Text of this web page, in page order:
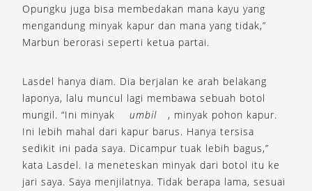
Opungku juga bisa membedakan mana kayu yang
mengandung minyak kapur dan mana yang tidak,”
Marbun berorasi seperti ketua partai.
Lasdel hanya diam. Dia berjalan ke arah belakang
laponya, lalu muncul lagi membawa sebuah botol
mungil. “Ini minyak
umbil
, minyak pohon kapur.
Ini lebih mahal dari kapur barus. Hanya tersisa
sedikit ini pada saya. Dicampur tuak lebih bagus,”
kata Lasdel. Ia meneteskan minyak dari botol itu ke
jari saya. Saya menjilatnya. Tidak berapa lama, sesuai